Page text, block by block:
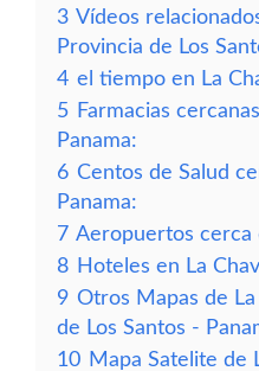
3 Vídeos
Provincia de Los
4 el tiempo en La
5 Farmacias
Panama:
6 Centos de Salud
Panama:
7 Aeropuertos cerca
8 Hoteles en La
9 Otros Mapas de
de Los Santos -
10 Mapa Satelite de